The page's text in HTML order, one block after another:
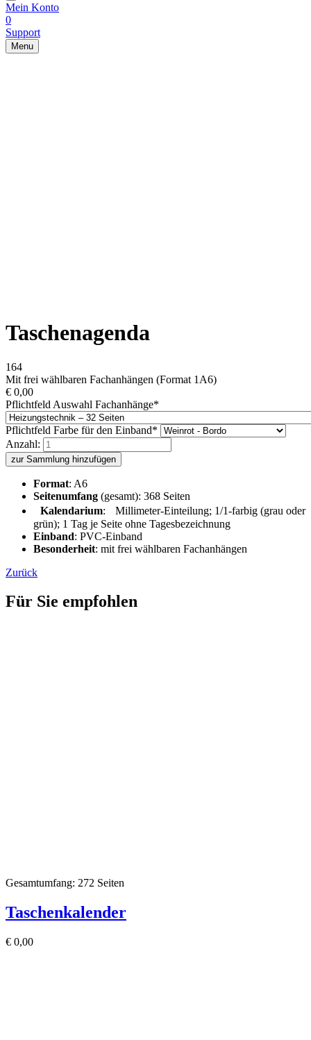
Mein Konto
0
Support
Menu
Taschenagenda
164
Mit frei wählbaren Fachanhängen (Format 1A6)
€ 0,00
Pflichtfeld Auswahl Fachanhänge*
Pflichtfeld Farbe für den Einband*
Anzahl:
zur Sammlung hinzufügen
Format: A6
Seitenumfang (gesamt): 368 Seiten
Kalendarium: Millimeter-Einteilung; 1/1-farbig (grau oder
grün); 1 Tag je Seite ohne Tagesbezeichnung
Einband: PVC-Einband
Besonderheit: mit frei wählbaren Fachanhängen
Zurück
Für Sie empfohlen
Gesamtumfang: 272 Seiten
Taschenkalender
€ 0,00